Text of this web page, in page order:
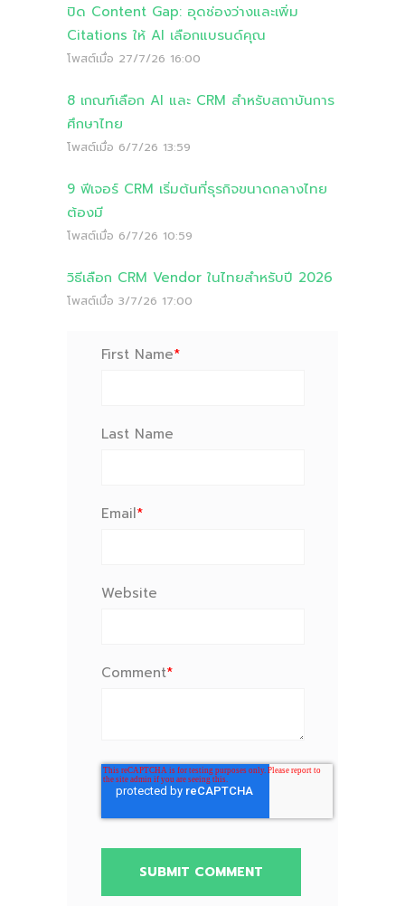
ปิด Content Gap: อุดช่องว่างและเพิ่ม
Citations ให้ AI เลือกแบรนด์คุณ
โพสต์เมื่อ 27/7/26 16:00
8 เกณฑ์เลือก AI และ CRM สำหรับสถาบันการ
ศึกษาไทย
โพสต์เมื่อ 6/7/26 13:59
9 ฟีเจอร์ CRM เริ่มต้นที่ธุรกิจขนาดกลางไทย
ต้องมี
โพสต์เมื่อ 6/7/26 10:59
วิธีเลือก CRM Vendor ในไทยสำหรับปี 2026
โพสต์เมื่อ 3/7/26 17:00
First Name*
Last Name
Email*
Website
Comment*